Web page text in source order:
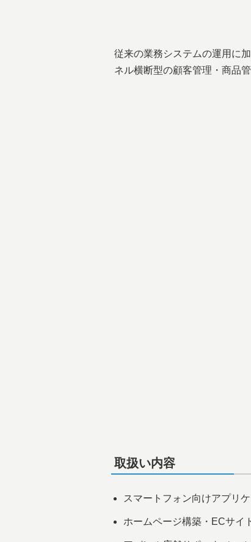
従来の業務システムの運用に
ネル横断型の顧客管理・商品
取扱い内容
スマートフォン向けアプリ
ホームページ構築・ECサイ